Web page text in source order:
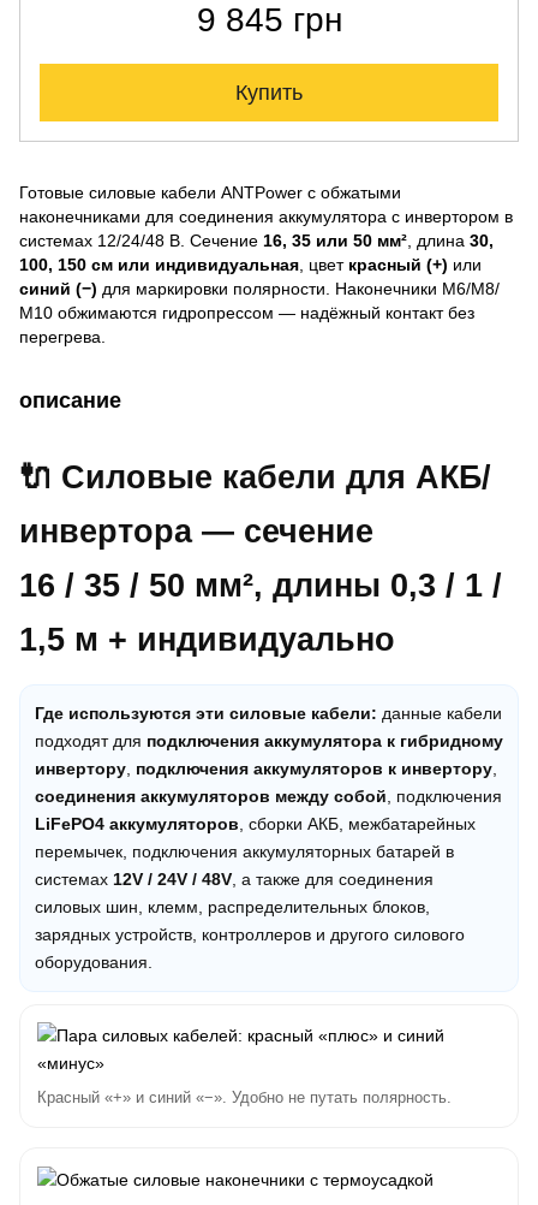
9 845 грн
Купить
Готовые силовые кабели ANTPower с обжатыми
наконечниками для соединения аккумулятора с инвертором в
системах 12/24/48 В. Сечение 16, 35 или 50 мм² , длина 30,
100, 150 см или индивидуальная , цвет красный (+) или
синий (−) для маркировки полярности. Наконечники М6/М8/
М10 обжимаются гидропрессом — надёжный контакт без
перегрева.
описание
🔌 Силовые кабели для АКБ/
инвертора — сечение
16 / 35 / 50 мм², длины 0,3 / 1 /
1,5 м + индивидуально
Где используются эти силовые кабели: данные кабели
подходят для подключения аккумулятора к гибридному
инвертору, подключения аккумуляторов к инвертору,
соединения аккумуляторов между собой, подключения
LiFePO4 аккумуляторов, сборки АКБ, межбатарейных
перемычек, подключения аккумуляторных батарей в
системах 12V / 24V / 48V, а также для соединения
силовых шин, клемм, распределительных блоков,
зарядных устройств, контроллеров и другого силового
оборудования.
Красный «+» и синий «−». Удобно не путать полярность.